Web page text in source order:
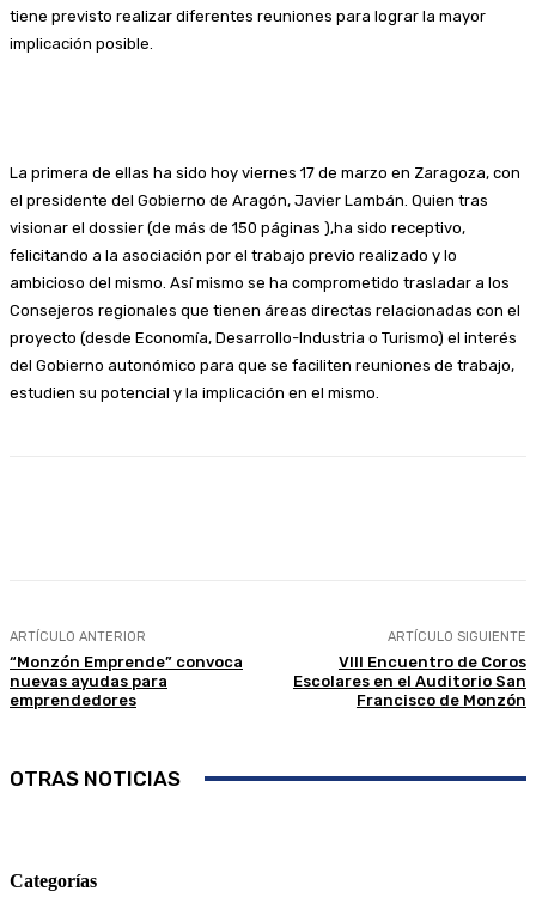
tiene previsto realizar diferentes reuniones para lograr la mayor
implicación posible.
La primera de ellas ha sido hoy viernes 17 de marzo en Zaragoza, con
el presidente del Gobierno de Aragón, Javier Lambán. Quien tras
visionar el dossier (de más de 150 páginas ),ha sido receptivo,
felicitando a la asociación por el trabajo previo realizado y lo
ambicioso del mismo. Así mismo se ha comprometido trasladar a los
Consejeros regionales que tienen áreas directas relacionadas con el
proyecto (desde Economía, Desarrollo-Industria o Turismo) el interés
del Gobierno autonómico para que se faciliten reuniones de trabajo,
estudien su potencial y la implicación en el mismo.
ARTÍCULO ANTERIOR
“Monzón Emprende” convoca
nuevas ayudas para
emprendedores
ARTÍCULO SIGUIENTE
VIII Encuentro de Coros
Escolares en el Auditorio San
Francisco de Monzón
OTRAS NOTICIAS
Categorías